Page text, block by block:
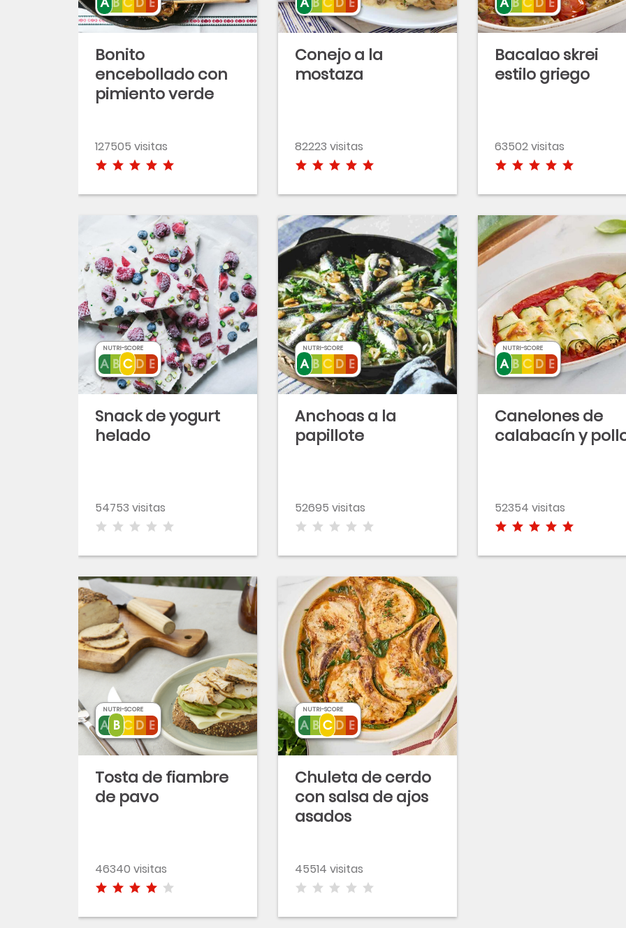
Bonito
encebollado con
pimiento verde
127505 visitas
Conejo a la
mostaza
82223 visitas
Bacalao skrei
estilo griego
63502 visitas
Snack de yogurt
helado
54753 visitas
NUTRI-SCORE
Anchoas a la
papillote
52695 visitas
NUTRI-SCORE
Canelones de
calabacín y
52354 visitas
NUTRI-SCORE
Tosta de fiambre
de pavo
46340 visitas
NUTRI-SCORE
Chuleta de cerdo
con salsa de ajos
asados
45514 visitas
NUTRI-SCORE